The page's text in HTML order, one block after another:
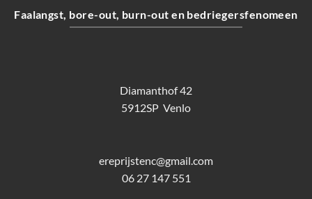
Faalangst, bore-out, burn-out en bedriegersfenomeen
Diamanthof 42
5912SP Venlo
ereprijstenc@gmail.com
06 27 147 551